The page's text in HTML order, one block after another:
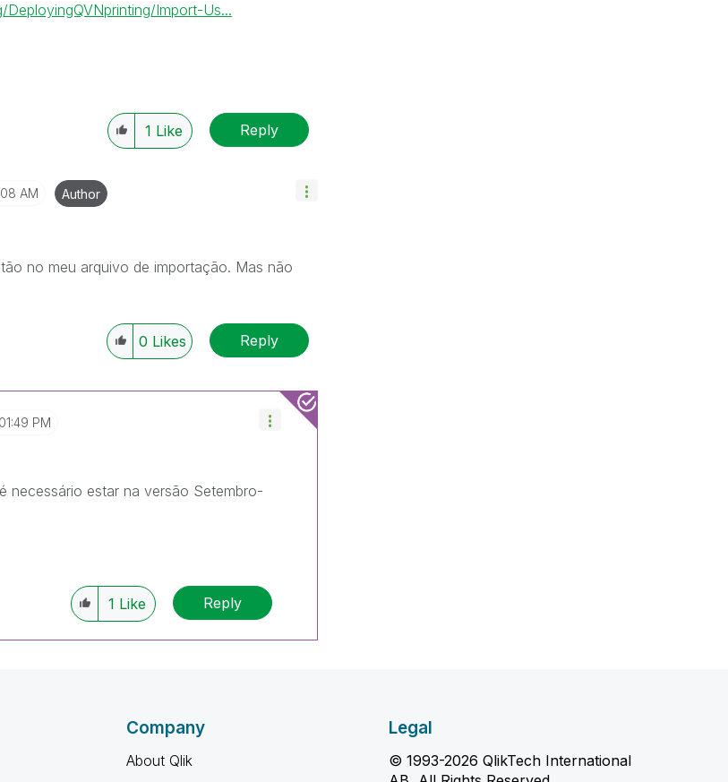
Import-Us...
1 Like Reply
AM Author
no meu arquivo de importação. Mas não
0 Likes Reply
01:49 PM
necessário estar na versão Setembro-
1 Like Reply
Company
About Qlik
Legal
© 1993-2026 QlikTech International